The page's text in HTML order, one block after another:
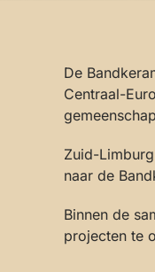
De
Centraal-
Zuid-
naar de
Binnen de
projecten te